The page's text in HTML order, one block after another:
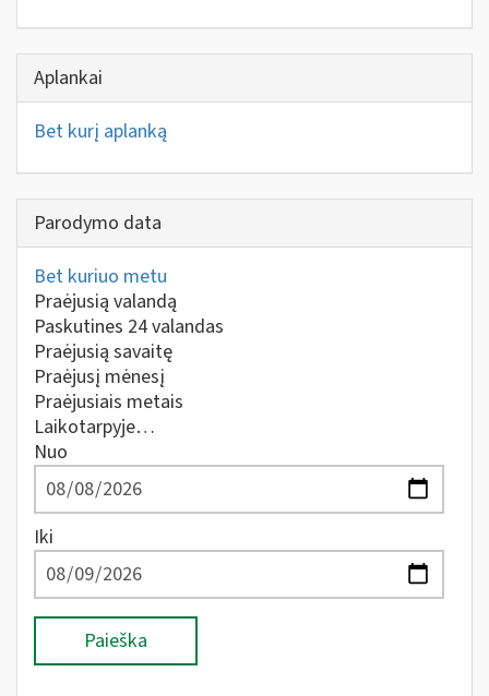
Aplankai
Bet kurį aplanką
Parodymo data
Bet kuriuo metu
Praėjusią valandą
Paskutines 24 valandas
Praėjusią savaitę
Praėjusį mėnesį
Praėjusiais metais
Laikotarpyje…
Nuo
Iki
Paieška